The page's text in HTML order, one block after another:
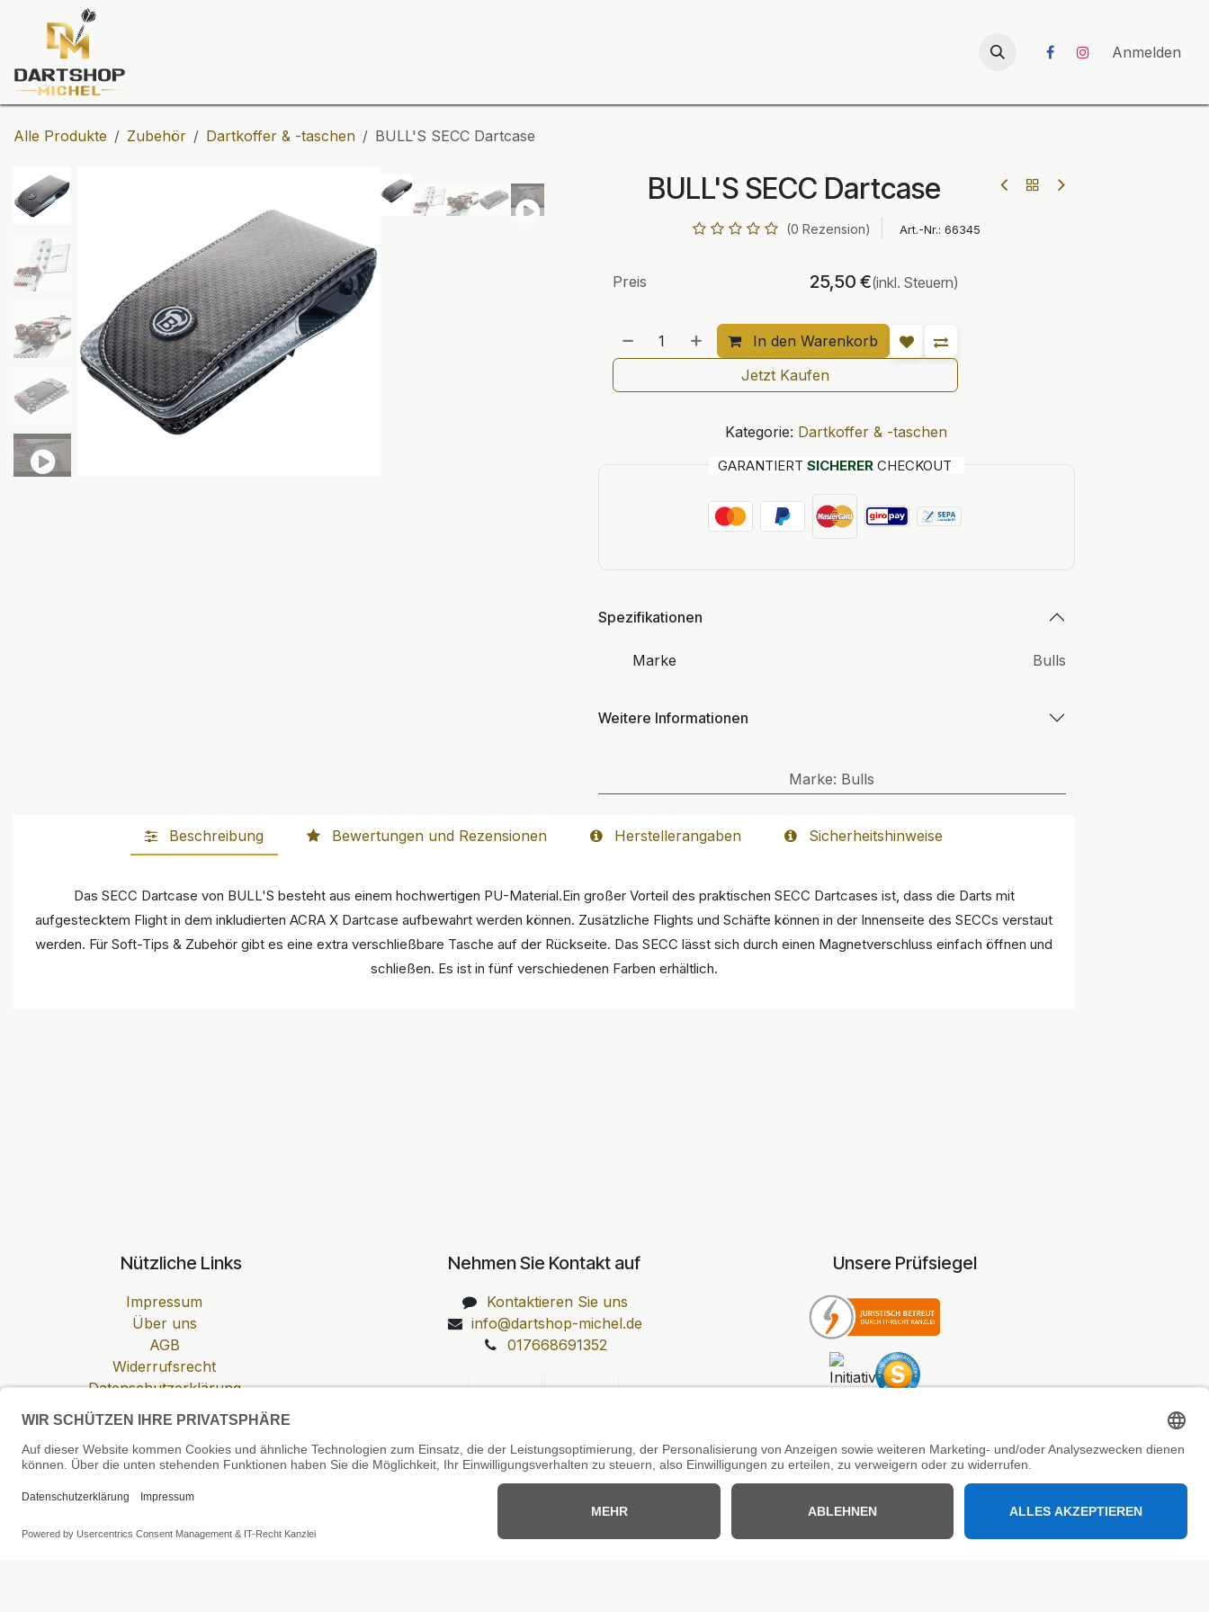
Zum Inhalt springen
UNICORN-Launch 2026 Anmelden
Alle Produkte Zubehör Dartkoffer & -taschen BULL'S SECC Dartcase
BULL'S SECC Dartcase
(0 Rezension) Art.-Nr.: 66345
In den Warenkorb
Preis 25,50 €(inkl. Steuern)
Jetzt Kaufen
Kategorie: Dartkoffer & -taschen
GARANTIERT SICHERERCHECKOUT
Spezifikationen
Marke Bulls
Weitere Informationen
Marke: Bulls
Beschreibung Bewertungen und Rezensionen Herstellerangaben Sicherheitshinweise
Das SECC Dartcase von BULL'S besteht aus einem hochwertigen PU-Material.Ein großer Vorteil des praktischen SECC Dartcases ist, dass die Darts mit
aufgestecktem Flight in dem inkludierten ACRA X Dartcase aufbewahrt werden können. Zusätzliche Flights und Schäfte können in der Innenseite des SECCs verstaut
werden. Für Soft-Tips & Zubehör gibt es eine extra verschließbare Tasche auf der Rückseite. Das SECC lässt sich durch einen Magnetverschluss einfach öffnen und
schließen. Es ist in fünf verschiedenen Farben erhältlich.
Nützliche Links
Impressum
Über uns
AGB
Widerrufsrecht
Datenschutzerklärung
Cookie-Einstellungen
Nehmen Sie Kontakt auf
Kontaktieren Sie uns
info@dartshop-michel.de
017668691352
Unsere Prüfsiegel